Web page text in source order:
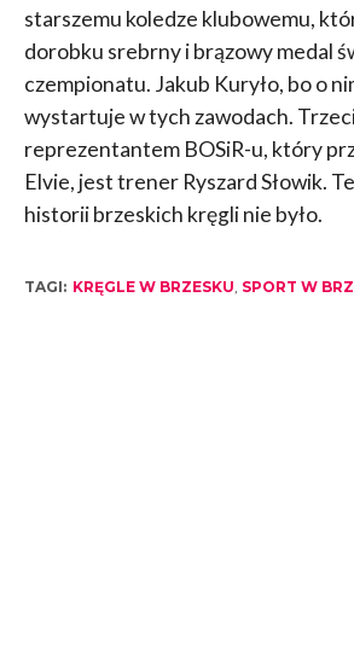
starszemu koledze klubowemu,
dorobku srebrny i brązowy medal
czempionatu. Jakub Kuryło, bo o
wystartuje w tych zawodach.
reprezentantem BOSiR-u, który
Elvie, jest trener Ryszard Słowik.
historii brzeskich kręgli nie było.
TAGI: KRĘGLE W BRZESKU SPORT W